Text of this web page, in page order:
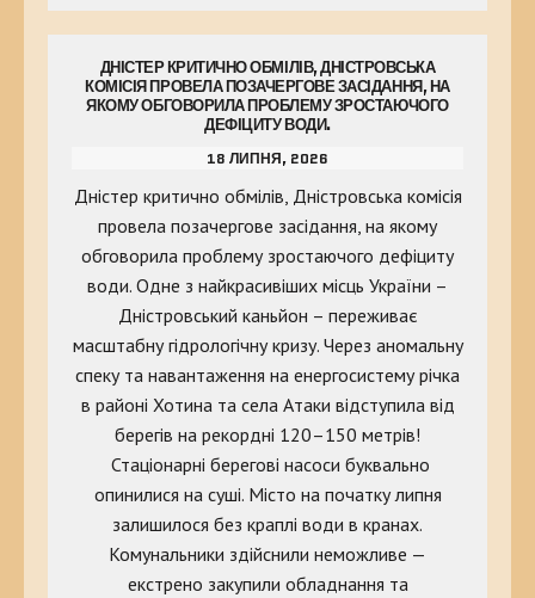
ДНІСТЕР КРИТИЧНО ОБМІЛІВ, ДНІСТРОВСЬКА
КОМІСІЯ ПРОВЕЛА ПОЗАЧЕРГОВЕ ЗАСІДАННЯ, НА
ЯКОМУ ОБГОВОРИЛА ПРОБЛЕМУ ЗРОСТАЮЧОГО
ДЕФІЦИТУ ВОДИ.
18 ЛИПНЯ, 2026
Дністер критично обмілів, Дністровська комісія
провела позачергове засідання, на якому
обговорила проблему зростаючого дефіциту
води. Одне з найкрасивіших місць України –
Дністровський каньйон – переживає
масштабну гідрологічну кризу. Через аномальну
спеку та навантаження на енергосистему річка
в районі Хотина та села Атаки відступила від
берегів на рекордні 120–150 метрів!
Стаціонарні берегові насоси буквально
опинилися на суші. Місто на початку липня
залишилося без краплі води в кранах.
Комунальники здійснили неможливе —
екстрено закупили обладнання та